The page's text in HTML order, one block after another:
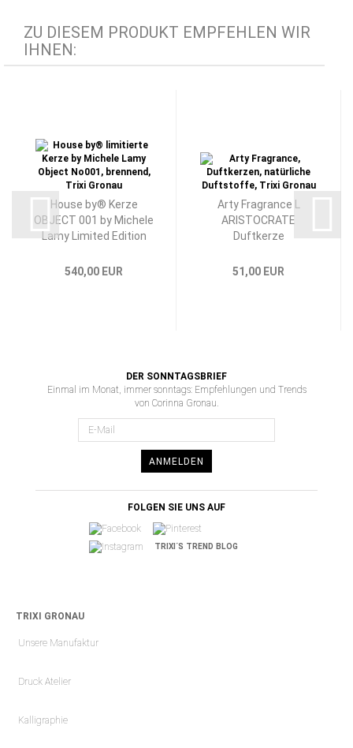
ZU DIESEM PRODUKT EMPFEHLEN WIR
IHNEN:
House by® Kerze
OBJECT 001 by Michele
Lamy Limited Edition
540,00 EUR
Arty Fragrance L
ARISTOCRATE
Duftkerze
51,00 EUR
DER SONNTAGSBRIEF
Einmal im Monat, immer sonntags: Empfehlungen und Trends
von Corinna Gronau.
ANMELDEN
FOLGEN SIE UNS AUF
TRIXI´S TREND BLOG
TRIXI GRONAU
Unsere Manufaktur
Druck Atelier
Kalligraphie